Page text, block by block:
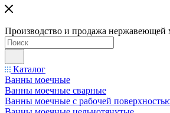
Производство и продажа нержавеющей
Каталог
Ванны моечные
Ванны моечные сварные
Ванны моечные с рабочей